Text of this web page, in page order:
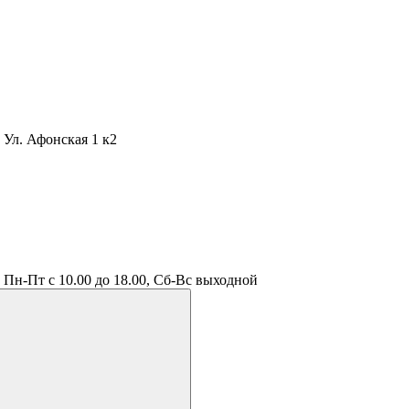
Ул. Афонская 1 к2
Пн-Пт с 10.00 до 18.00, Сб-Вс выходной